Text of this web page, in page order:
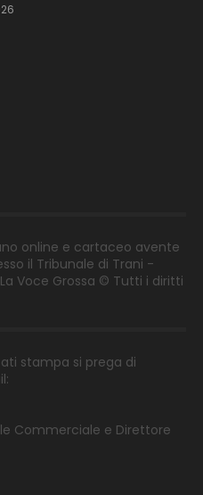
online e cartaceo avente
il Tribunale di Trani -
Voce Grossa © Tutti i diritti
stampa si prega di
Commerciale e Direttore